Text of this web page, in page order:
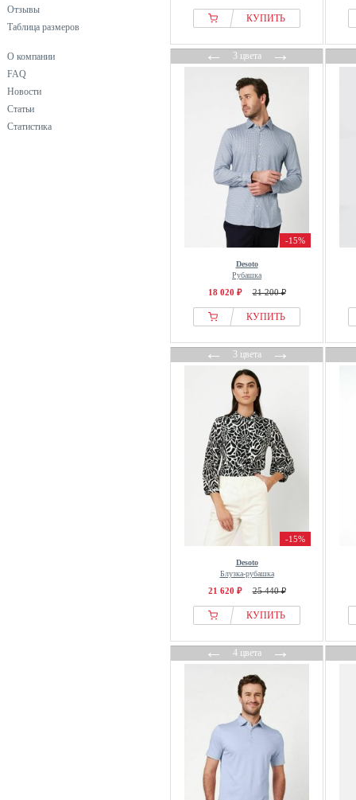
Отзывы
Таблица размеров
О компании
FAQ
Новости
Статьи
Статистика
КУПИТЬ
←3 цвета→
-15%
Desoto
Рубашка
18 020 ₽ 21 200 ₽
КУПИТЬ
←3 цвета→
-15%
Desoto
Блузка-рубашка
21 620 ₽ 25 440 ₽
КУПИТЬ
←4 цвета→